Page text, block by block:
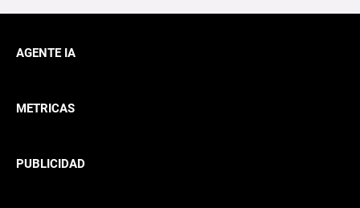
AGENTE IA
METRICAS
PUBLICIDAD